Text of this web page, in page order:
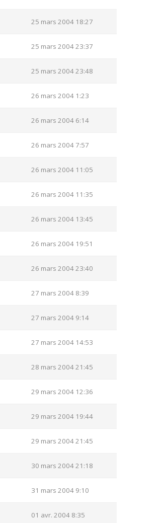
25 mars 2004 18:27
25 mars 2004 23:37
25 mars 2004 23:48
26 mars 2004 1:23
26 mars 2004 6:14
26 mars 2004 7:57
26 mars 2004 11:05
26 mars 2004 11:35
26 mars 2004 13:45
26 mars 2004 19:51
26 mars 2004 23:40
27 mars 2004 8:39
27 mars 2004 9:14
27 mars 2004 14:53
28 mars 2004 21:45
29 mars 2004 12:36
29 mars 2004 19:44
29 mars 2004 21:45
30 mars 2004 21:18
31 mars 2004 9:10
01 avr. 2004 8:35